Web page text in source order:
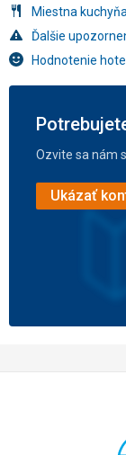
Miestna kuchyňa
Ďalšie
Hodnotenie
Ozvite sa nám
Ukázať